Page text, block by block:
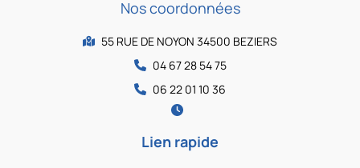
Nos coordonnées
55 RUE DE NOYON 34500 BEZIERS
04 67 28 54 75
06 22 01 10 36
Lien rapide